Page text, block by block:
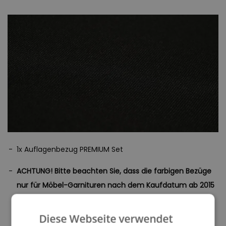
Reinigung und sorgt dafür, dass Ihre Bezüge immer frisch und
einladend bleiben.
Erhältlich in einer breiten Palette der schönsten Farben, bieten
unsere Bezüge die perfekte Möglichkeit, Ihren Innen- und
Außenbereichen eine frische, sommerliche Atmosphäre zu
bei uns finden Sie die passende Option, um Ihre Wohnbereiche
stilvoll zu gestalten.
hochwertigen Auflagenbezügen und genießen Sie den Sommer in
vollen Zügen.
1x Auflagenbezug PREMIUM Set
ACHTUNG! Bitte beachten Sie, dass die farbigen Bezüge
nur für Möbel-Garnituren nach dem Kaufdatum ab 2015
Bezügen handelt es sich um abweichende Bezüge
Diese Webseite verwendet